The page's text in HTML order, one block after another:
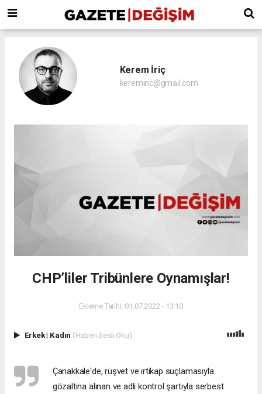
Kerem İriç
keremiric@gmail.com
CHP’liler Tribünlere Oynamışlar!
Ekleme Tarihi: 01.07.2022 - 13:10
Erkek| Kadın (Haberi Sesli Oku)
Çanakkale'de, rüşvet ve irtikap suçlamasıyla
gözaltına alınan ve adli kontrol şartıyla serbest